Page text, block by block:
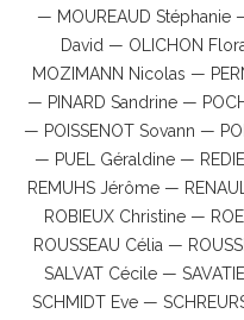
— MOUREAUD Stéphanie
David — OLICHON
MOZIMANN Nicolas —
— PINARD Sandrine —
— POISSENOT Sovann —
— PUEL Géraldine —
REMUHS Jérôme —
ROBIEUX Christine —
ROUSSEAU Célia —
SALVAT Cécile —
SCHMIDT Eve —